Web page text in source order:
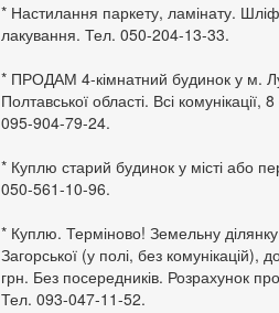
* Настилання паркету, ламінату.
лакування. Тел. 050-204-13-33.
* ПРОДАМ 4-кімнатний будинок у м.
Полтавської області. Всі комунікації,
095-904-79-24.
* Куплю старий будинок у місті або
050-561-10-96.
* Куплю. Терміново! Земельну ділянку
Загорської (у полі, без комунікацій),
грн. Без посередників. Розрахунок
Тел. 093-047-11-52.